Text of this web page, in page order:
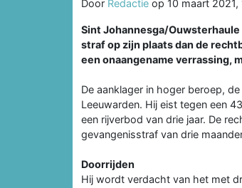
Door Redactie op 10 maart 2021,
Sint Johannesga/
straf op zijn plaats dan de
een onaangename verrassing,
De aanklager in hoger beroep,
Leeuwarden. Hij eist tegen een
een rijverbod van drie jaar. De
gevangenisstraf van drie
Doorrijden
Hij wordt verdacht van het met